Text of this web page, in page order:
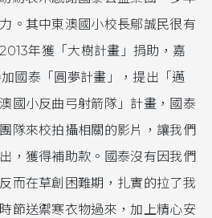
。其中東澳國小校長鄔誠民很有
年獲「大樹計畫」捐助，嘉
國泰「圓夢計畫」，提出「邁
國小反曲弓射箭隊」計畫，國泰
隊來校拍攝相關的影片，讓我們
，獲得補助款。國泰沒有因我們
而在草創困難期，扎實的拉了我
節送禦寒衣物過來，加上精心安